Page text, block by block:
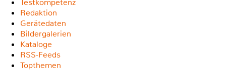
Testkompetenz
Redaktion
Gerätedaten
Bildergalerien
Kataloge
RSS-Feeds
Topthemen